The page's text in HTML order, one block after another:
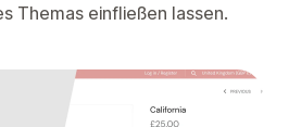
Themas einfließen lassen.